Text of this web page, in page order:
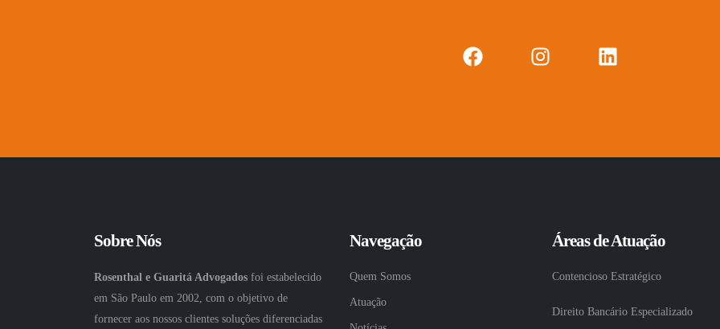
Sobre Nós
Rosenthal e Guaritá Advogados foi estabelecido
em São Paulo em 2002, com o objetivo de
fornecer aos nossos clientes soluções diferenciadas
Navegação
Quem Somos
Atuação
Áreas de Atuação
Contencioso Estratégico
Direito Bancário Especializado